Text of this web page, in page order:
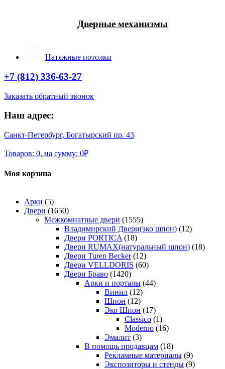
Дверные механизмы
Натяжные потолки
+7 (812) 336-63-27
Заказать обратный звонок
Наш адрес:
Санкт-Петербург, Богатырский пр. 43
Товаров: 0, на сумму: 0₽
Моя корзина
Арки (5)
Двери (1650)
Межкомнатные двери (1555)
Владимирский Двери(эко шпон) (12)
Двери PORTICA (18)
Двери RUMAX(натуральный шпон) (18)
Двери Turen Becker (12)
Двери VELLDORIS (60)
Двери Браво (1420)
Арки и порталы (44)
Винил (12)
Шпон (12)
Эко Шпон (17)
Classico (1)
Moderno (16)
Эмалит (3)
В помощь продавцам (18)
Рекламные материалы (9)
Экспозиторы и стенды (9)